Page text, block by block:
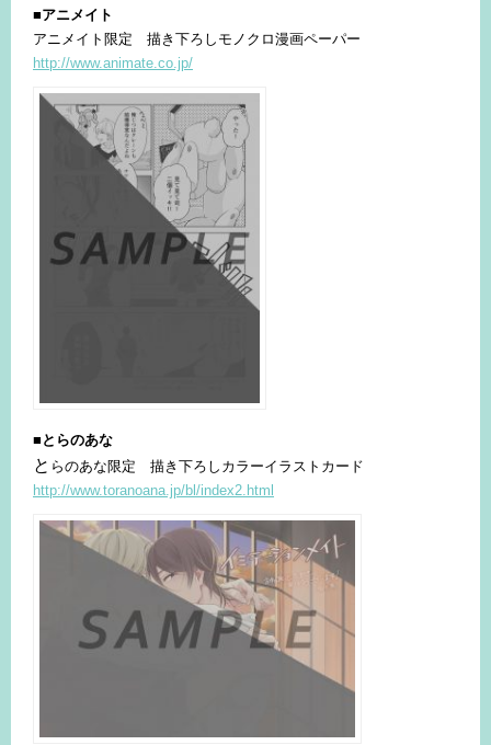
■アニメイト
アニメイト限定 描き下ろしモノクロ漫画ペーパー
http://www.animate.co.jp/
■とらのあな
と らのあな限定 描き下ろしカラーイラストカード
http://www.toranoana.jp/bl/index2.html